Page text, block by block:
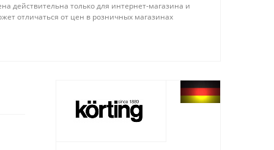
действительна только для интернет-магазина и
отличаться от цен в розничных магазинах